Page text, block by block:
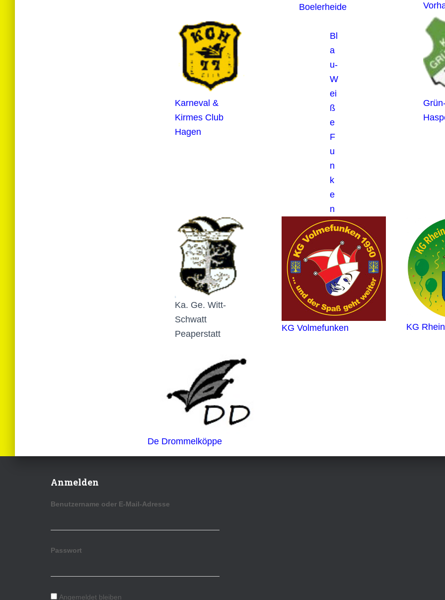
Boelerheide
Karneval &
Kirmes Club
Hagen
Bl
a
u-
W
ei
ß
e
F
u
n
k
e
n
Ka. Ge. Witt-
Schwatt
Peaperstatt
De Drommelköppe
KG Volmefunken KG
Anmelden
Benutzername oder E-Mail-Adresse
Passwort
Angemeldet bleiben